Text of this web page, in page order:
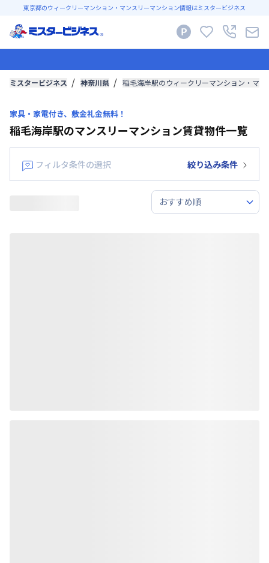
東京都のウィークリーマンション・マンスリーマンション情報はミスタービジネス
ミスタービジネス 神奈川県 稲毛海岸駅のウィークリーマンション・マ
家具・家電付き、敷金礼金無料！
稲毛海岸駅のマンスリーマンション賃貸物件一覧
フィルタ条件の選択 絞り込み条件